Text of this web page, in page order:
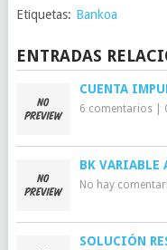
Etiquetas: Bankoa
ENTRADAS
CUENTA
6 comentarios|
BK VARIABLE
No hay
SOLUCIÓN